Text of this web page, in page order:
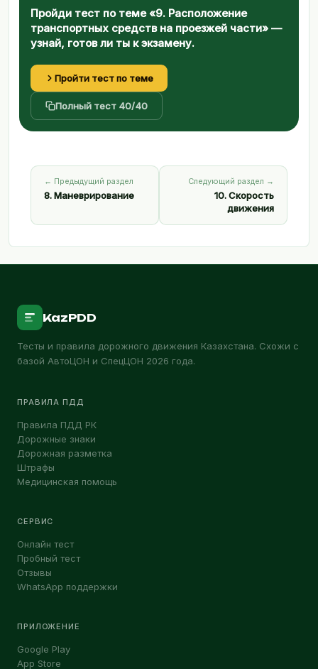
Пройди тест по теме «9. Расположение
транспортных средств на проезжей части» —
узнай, готов ли ты к экзамену.
Пройти тест по теме
Полный тест 40/40
← Предыдущий раздел
8. Маневрирование
Следующий раздел →
10. Скорость
движения
KazPDD
Тесты и правила дорожного движения Казахстана. Схожи с
базой АвтоЦОН и СпецЦОН 2026 года.
ПРАВИЛА ПДД
Правила ПДД РК
Дорожные знаки
Дорожная разметка
Штрафы
Медицинская помощь
СЕРВИС
Онлайн тест
Пробный тест
Отзывы
WhatsApp поддержки
ПРИЛОЖЕНИЕ
Google Play
App Store